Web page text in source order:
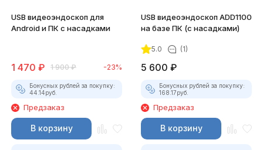
USB видеоэндоскоп для
Android и ПК с насадками
1 470 ₽ 1 900 ₽ -23%
Бонусных рублей за покупку:
44.14руб.
Предзаказ
В корзину
USB видеоэндоскоп ADD1100
на базе ПК (с насадками)
5.0 (1)
5 600 ₽
Бонусных рублей за покупку:
168.17руб.
Предзаказ
В корзину